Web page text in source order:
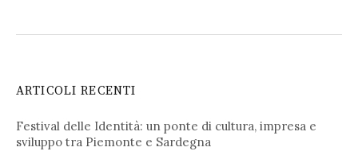
ARTICOLI RECENTI
Festival delle Identità: un ponte di cultura, impresa e
sviluppo tra Piemonte e Sardegna